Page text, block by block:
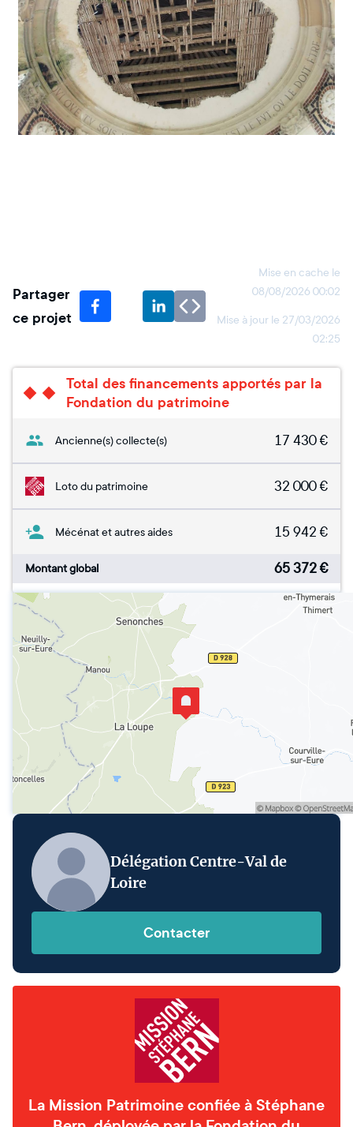
Partager
ce projet
Mise en cache le
08/08/2026 00:02
Mise à jour le 27/03/2026
02:25
Total des financements apportés par la
Fondation du patrimoine
Ancienne(s) collecte(s) 17 430€
Loto du patrimoine 32 000€
Mécénat et autres aides 15 942 €
Montant global 65 372€
Délégation Centre-Val de
Loire
Contacter
La Mission Patrimoine confiée à Stéphane